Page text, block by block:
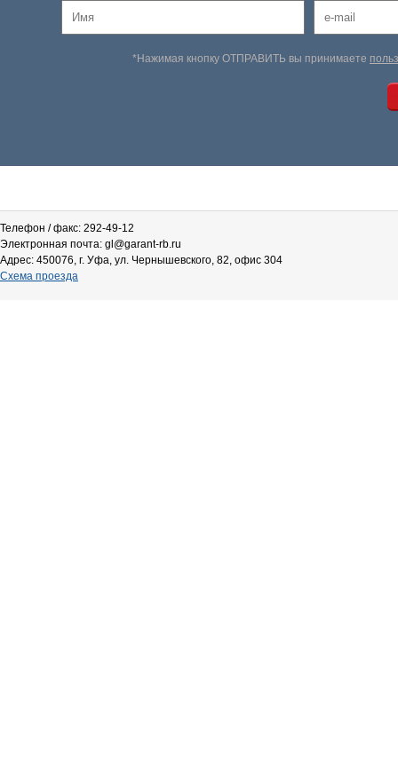
*Нажимая кнопку ОТПРАВИТЬ вы принимаете
Телефон / факс: 292-49-12
Электронная почта: gl@garant-rb.ru
Адрес: 450076, г. Уфа, ул. Чернышевского, 82, офис 304
Схема проезда